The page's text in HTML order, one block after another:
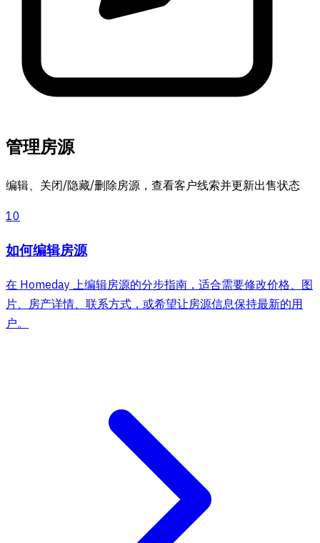
管理房源
编辑、关闭/隐藏/删除房源，查看客户线索并更新出售状态
10
如何编辑房源
在 Homeday 上编辑房源的分步指南，适合需要修改价格、图
片、房产详情、联系方式，或希望让房源信息保持最新的用
户。